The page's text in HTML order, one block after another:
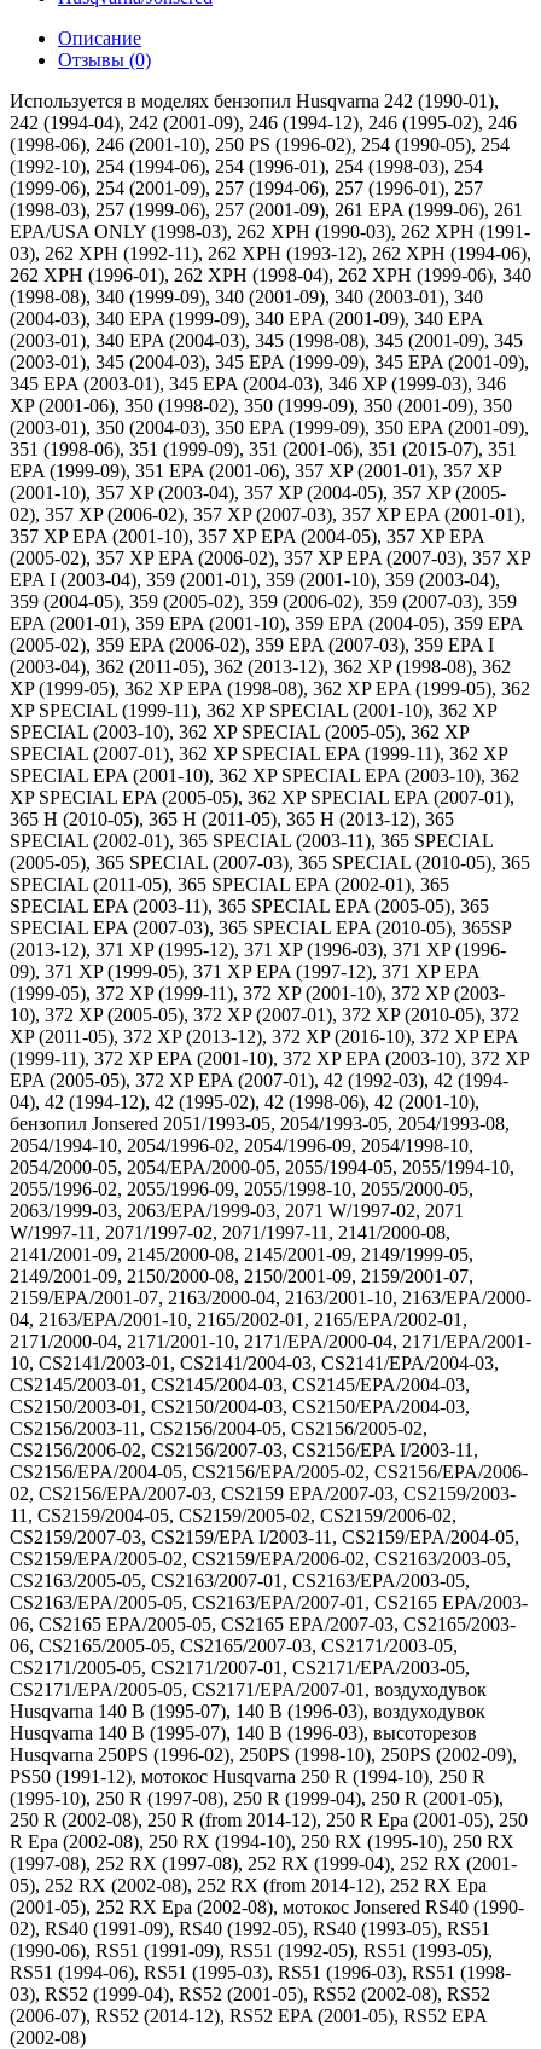
Описание
Отзывы (0)
Используется в моделях бензопил Husqvarna 242 (1990-01),
242 (1994-04), 242 (2001-09), 246 (1994-12), 246 (1995-02), 246
(1998-06), 246 (2001-10), 250 PS (1996-02), 254 (1990-05), 254
(1992-10), 254 (1994-06), 254 (1996-01), 254 (1998-03), 254
(1999-06), 254 (2001-09), 257 (1994-06), 257 (1996-01), 257
(1998-03), 257 (1999-06), 257 (2001-09), 261 EPA (1999-06), 261
EPA/USA ONLY (1998-03), 262 XPH (1990-03), 262 XPH (1991-
03), 262 XPH (1992-11), 262 XPH (1993-12), 262 XPH (1994-06),
262 XPH (1996-01), 262 XPH (1998-04), 262 XPH (1999-06), 340
(1998-08), 340 (1999-09), 340 (2001-09), 340 (2003-01), 340
(2004-03), 340 EPA (1999-09), 340 EPA (2001-09), 340 EPA
(2003-01), 340 EPA (2004-03), 345 (1998-08), 345 (2001-09), 345
(2003-01), 345 (2004-03), 345 EPA (1999-09), 345 EPA (2001-09),
345 EPA (2003-01), 345 EPA (2004-03), 346 XP (1999-03), 346
XP (2001-06), 350 (1998-02), 350 (1999-09), 350 (2001-09), 350
(2003-01), 350 (2004-03), 350 EPA (1999-09), 350 EPA (2001-09),
351 (1998-06), 351 (1999-09), 351 (2001-06), 351 (2015-07), 351
EPA (1999-09), 351 EPA (2001-06), 357 XP (2001-01), 357 XP
(2001-10), 357 XP (2003-04), 357 XP (2004-05), 357 XP (2005-
02), 357 XP (2006-02), 357 XP (2007-03), 357 XP EPA (2001-01),
357 XP EPA (2001-10), 357 XP EPA (2004-05), 357 XP EPA
(2005-02), 357 XP EPA (2006-02), 357 XP EPA (2007-03), 357 XP
EPA I (2003-04), 359 (2001-01), 359 (2001-10), 359 (2003-04),
359 (2004-05), 359 (2005-02), 359 (2006-02), 359 (2007-03), 359
EPA (2001-01), 359 EPA (2001-10), 359 EPA (2004-05), 359 EPA
(2005-02), 359 EPA (2006-02), 359 EPA (2007-03), 359 EPA I
(2003-04), 362 (2011-05), 362 (2013-12), 362 XP (1998-08), 362
XP (1999-05), 362 XP EPA (1998-08), 362 XP EPA (1999-05), 362
XP SPECIAL (1999-11), 362 XP SPECIAL (2001-10), 362 XP
SPECIAL (2003-10), 362 XP SPECIAL (2005-05), 362 XP
SPECIAL (2007-01), 362 XP SPECIAL EPA (1999-11), 362 XP
SPECIAL EPA (2001-10), 362 XP SPECIAL EPA (2003-10), 362
XP SPECIAL EPA (2005-05), 362 XP SPECIAL EPA (2007-01),
365 H (2010-05), 365 H (2011-05), 365 H (2013-12), 365
SPECIAL (2002-01), 365 SPECIAL (2003-11), 365 SPECIAL
(2005-05), 365 SPECIAL (2007-03), 365 SPECIAL (2010-05), 365
SPECIAL (2011-05), 365 SPECIAL EPA (2002-01), 365
SPECIAL EPA (2003-11), 365 SPECIAL EPA (2005-05), 365
SPECIAL EPA (2007-03), 365 SPECIAL EPA (2010-05), 365SP
(2013-12), 371 XP (1995-12), 371 XP (1996-03), 371 XP (1996-
09), 371 XP (1999-05), 371 XP EPA (1997-12), 371 XP EPA
(1999-05), 372 XP (1999-11), 372 XP (2001-10), 372 XP (2003-
10), 372 XP (2005-05), 372 XP (2007-01), 372 XP (2010-05), 372
XP (2011-05), 372 XP (2013-12), 372 XP (2016-10), 372 XP EPA
(1999-11), 372 XP EPA (2001-10), 372 XP EPA (2003-10), 372 XP
EPA (2005-05), 372 XP EPA (2007-01), 42 (1992-03), 42 (1994-
04), 42 (1994-12), 42 (1995-02), 42 (1998-06), 42 (2001-10),
бензопил Jonsered 2051/1993-05, 2054/1993-05, 2054/1993-08,
2054/1994-10, 2054/1996-02, 2054/1996-09, 2054/1998-10,
2054/2000-05, 2054/EPA/2000-05, 2055/1994-05, 2055/1994-10,
2055/1996-02, 2055/1996-09, 2055/1998-10, 2055/2000-05,
2063/1999-03, 2063/EPA/1999-03, 2071 W/1997-02, 2071
W/1997-11, 2071/1997-02, 2071/1997-11, 2141/2000-08,
2141/2001-09, 2145/2000-08, 2145/2001-09, 2149/1999-05,
2149/2001-09, 2150/2000-08, 2150/2001-09, 2159/2001-07,
2159/EPA/2001-07, 2163/2000-04, 2163/2001-10, 2163/EPA/2000-
04, 2163/EPA/2001-10, 2165/2002-01, 2165/EPA/2002-01,
2171/2000-04, 2171/2001-10, 2171/EPA/2000-04, 2171/EPA/2001-
10, CS2141/2003-01, CS2141/2004-03, CS2141/EPA/2004-03,
CS2145/2003-01, CS2145/2004-03, CS2145/EPA/2004-03,
CS2150/2003-01, CS2150/2004-03, CS2150/EPA/2004-03,
CS2156/2003-11, CS2156/2004-05, CS2156/2005-02,
CS2156/2006-02, CS2156/2007-03, CS2156/EPA I/2003-11,
CS2156/EPA/2004-05, CS2156/EPA/2005-02, CS2156/EPA/2006-
02, CS2156/EPA/2007-03, CS2159 EPA/2007-03, CS2159/2003-
11, CS2159/2004-05, CS2159/2005-02, CS2159/2006-02,
CS2159/2007-03, CS2159/EPA I/2003-11, CS2159/EPA/2004-05,
CS2159/EPA/2005-02, CS2159/EPA/2006-02, CS2163/2003-05,
CS2163/2005-05, CS2163/2007-01, CS2163/EPA/2003-05,
CS2163/EPA/2005-05, CS2163/EPA/2007-01, CS2165 EPA/2003-
06, CS2165 EPA/2005-05, CS2165 EPA/2007-03, CS2165/2003-
06, CS2165/2005-05, CS2165/2007-03, CS2171/2003-05,
CS2171/2005-05, CS2171/2007-01, CS2171/EPA/2003-05,
CS2171/EPA/2005-05, CS2171/EPA/2007-01, воздуходувок
Husqvarna 140 B (1995-07), 140 B (1996-03), воздуходувок
Husqvarna 140 B (1995-07), 140 B (1996-03), высоторезов
Husqvarna 250PS (1996-02), 250PS (1998-10), 250PS (2002-09),
PS50 (1991-12), мотокос Husqvarna 250 R (1994-10), 250 R
(1995-10), 250 R (1997-08), 250 R (1999-04), 250 R (2001-05),
250 R (2002-08), 250 R (from 2014-12), 250 R Epa (2001-05), 250
R Epa (2002-08), 250 RX (1994-10), 250 RX (1995-10), 250 RX
(1997-08), 252 RX (1997-08), 252 RX (1999-04), 252 RX (2001-
05), 252 RX (2002-08), 252 RX (from 2014-12), 252 RX Epa
(2001-05), 252 RX Epa (2002-08), мотокос Jonsered RS40 (1990-
02), RS40 (1991-09), RS40 (1992-05), RS40 (1993-05), RS51
(1990-06), RS51 (1991-09), RS51 (1992-05), RS51 (1993-05),
RS51 (1994-06), RS51 (1995-03), RS51 (1996-03), RS51 (1998-
03), RS52 (1999-04), RS52 (2001-05), RS52 (2002-08), RS52
(2006-07), RS52 (2014-12), RS52 EPA (2001-05), RS52 EPA
(2002-08)